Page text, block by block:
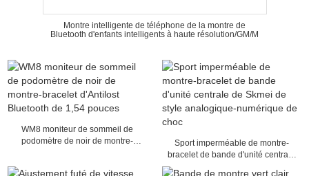
Montre intelligente de téléphone de la montre de
Bluetooth d'enfants intelligents à haute résolution/GM/M
WM8 moniteur de sommeil de
podomètre de noir de montre-
Sport imperméable de montre-
bracelet de bande d'unité centrale